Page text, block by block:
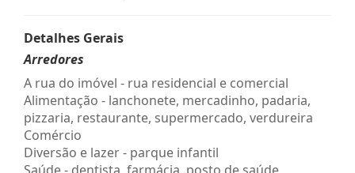
Detalhes Gerais
Arredores
A rua do imóvel - rua residencial e comercial
Alimentação - lanchonete, mercadinho, padaria,
pizzaria, restaurante, supermercado, verdureira
Comércio
Diversão e lazer - parque infantil